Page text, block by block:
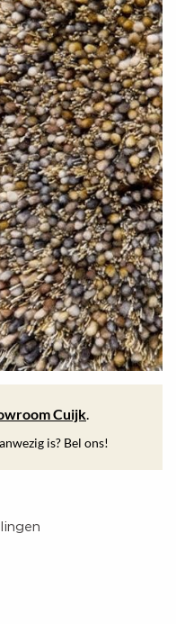
Cuijk
is? Bel ons!